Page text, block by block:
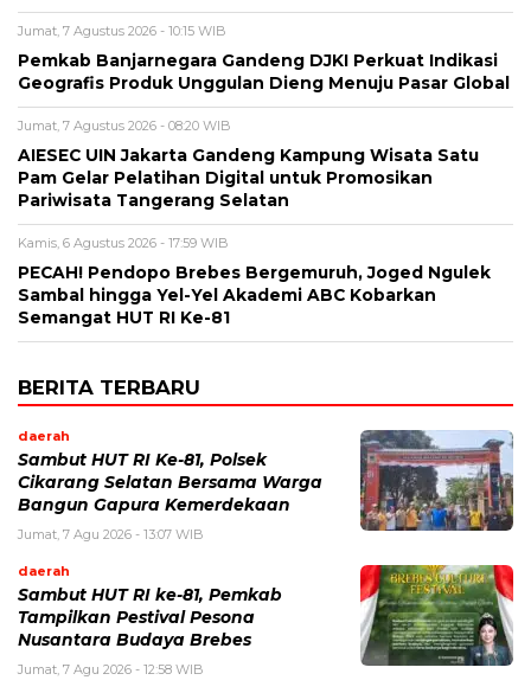
Jumat, 7 Agustus 2026 - 10:15 WIB
Pemkab Banjarnegara Gandeng DJKI Perkuat Indikasi
Geografis Produk Unggulan Dieng Menuju Pasar Global
Jumat, 7 Agustus 2026 - 08:20 WIB
AIESEC UIN Jakarta Gandeng Kampung Wisata Satu
Pam Gelar Pelatihan Digital untuk Promosikan
Pariwisata Tangerang Selatan
Kamis, 6 Agustus 2026 - 17:59 WIB
PECAH! Pendopo Brebes Bergemuruh, Joged Ngulek
Sambal hingga Yel-Yel Akademi ABC Kobarkan
Semangat HUT RI Ke-81
BERITA TERBARU
daerah
Sambut HUT RI Ke-81, Polsek
Cikarang Selatan Bersama Warga
Bangun Gapura Kemerdekaan
Jumat, 7 Agu 2026 - 13:07 WIB
daerah
Sambut HUT RI ke-81, Pemkab
Tampilkan Pestival Pesona
Nusantara Budaya Brebes
Jumat, 7 Agu 2026 - 12:58 WIB